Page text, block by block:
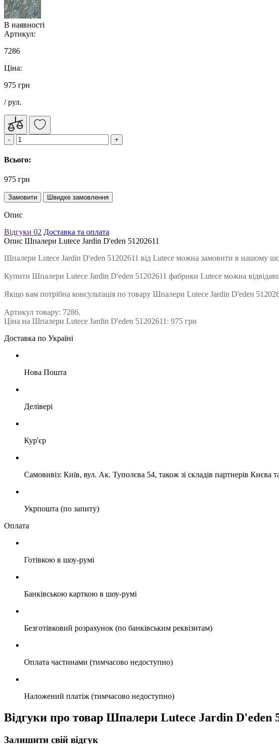
В наявності
Артикул:
7286
Ціна:
975 грн
/ рул.
Всього:
975 грн
Замовити Швидке замовлення
Опис
Відгуки 02 Доставка та оплата
Опис Шпалери Lutece Jardin D'eden 51202611
Шпалери Lutece Jardin D'eden 51202611 від Lutece можна замовити в нашому
Купити Шпалери Lutece Jardin D'eden 51202611 фабрики Lutece можна
Якщо вам потрібна консультація по товару Шпалери Lutece Jardin D'eden
Артикул товару: 7286.
Ціна на Шпалери Lutece Jardin D'eden 51202611: 975 грн
Доставка по Україні
Нова Пошта
Делівері
Кур'єр
Самовивіз: Київ, вул. Ак. Туполєва 54, також зі складів партнерів Києва
Укрпошта (по запиту)
Оплата
Готівкою в шоу-румі
Банківською карткою в шоу-румі
Безготівковий розрахунок (по банківським реквізитам)
Оплата частинами (тимчасово недоступно)
Наложений платіж (тимчасово недоступно)
Відгуки про товар Шпалери Lutece Jardin D'eden
Залишити свій відгук